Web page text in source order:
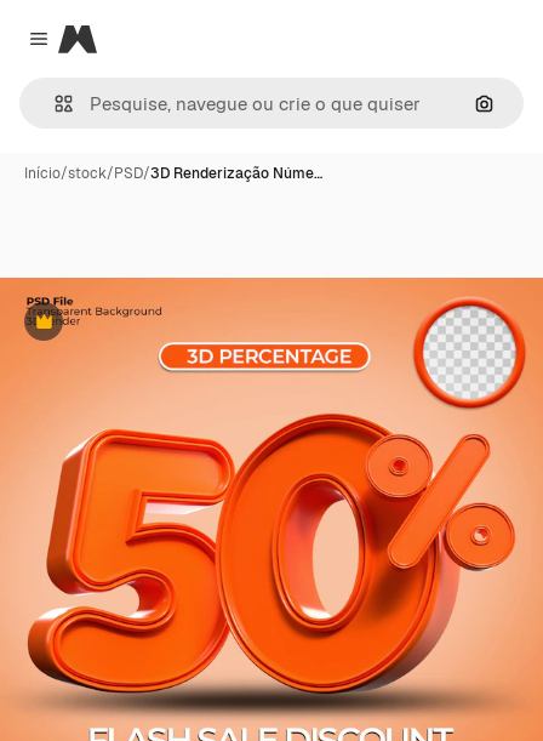
Close menu
Magnific
Início/stock/PSD/3D Renderização Núme…
Premium